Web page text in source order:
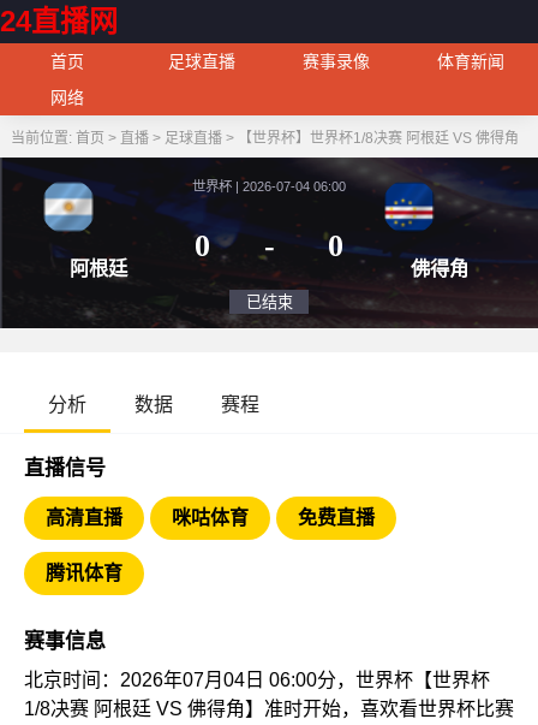
24直播网
首页 足球直播 赛事录像
体育新闻
网络
当前位置: 首页 > 直播> 足球直播> 【世界杯】世界杯1/8决赛 阿根廷 VS 佛得角
阿根廷
世界杯 | 2026-07-04 06:00
0
佛
分析 数据 赛程
直播信号
高清直播 咪咕体育 免费直播
腾讯体育
赛事信息
北京时间：2026年07月04日 06:00分，世界杯【世界杯
1/8决赛 阿根廷 VS 佛得角】准时开始，喜欢看世界杯比赛